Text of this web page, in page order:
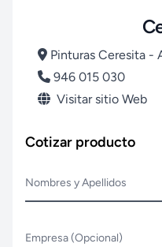
Pinturas Ceresita -
946 015 030
Visitar sitio Web
Cotizar producto
Nombres y Apellidos
Empresa (Opcional)